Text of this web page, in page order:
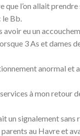
l’on allait prendre
Bb.
avoir eu un
3 As et dames
anormal et
à mon retour
un signalement sans
au Havre et